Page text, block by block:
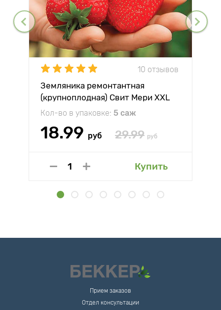
10 отзывов
Земляника ремонтантная
(крупноплодная) Свит Мери XXL
Кол-во в упаковке: 5 саж
18.99 руб 29.99 руб
Купить
Прием заказов
Отдел консультации